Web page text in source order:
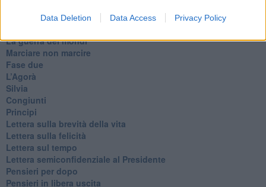
Data Deletion Data Access Privacy Policy
​La guerra dei mondi
Marciare non marcire
Fase due
L’Agorà
Silvia
Congiunti
Principi
​Lettera sulla brevità della vita
​Lettera sulla felicità
​Lettera sul tempo
Lettera semiconfidenziale al Presidente
Pensieri per dopo
​Pensieri in libera uscita